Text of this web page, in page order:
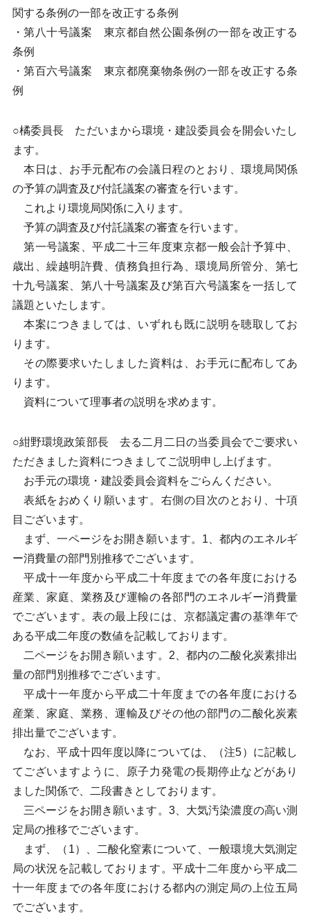
関する条例の一部を改正する条例
・第八十号議案 東京都自然公園条例の一部を改正する
条例
・第百六号議案 東京都廃棄物条例の一部を改正する条
例
○橘委員長 ただいまから環境・建設委員会を開会いたし
ます。
本日は、お手元配布の会議日程のとおり、環境局関係
の予算の調査及び付託議案の審査を行います。
これより環境局関係に入ります。
予算の調査及び付託議案の審査を行います。
第一号議案、平成二十三年度東京都一般会計予算中、
歳出、繰越明許費、債務負担行為、環境局所管分、第七
十九号議案、第八十号議案及び第百六号議案を一括して
議題といたします。
本案につきましては、いずれも既に説明を聴取してお
ります。
その際要求いたしました資料は、お手元に配布してあ
ります。
資料について理事者の説明を求めます。
○紺野環境政策部長 去る二月二日の当委員会でご要求い
ただきました資料につきましてご説明申し上げます。
お手元の環境・建設委員会資料をごらんください。
表紙をおめくり願います。右側の目次のとおり、十項
目ございます。
まず、一ページをお開き願います。1、都内のエネルギ
ー消費量の部門別推移でございます。
平成十一年度から平成二十年度までの各年度における
産業、家庭、業務及び運輸の各部門のエネルギー消費量
でございます。表の最上段には、京都議定書の基準年で
ある平成二年度の数値を記載しております。
二ページをお開き願います。2、都内の二酸化炭素排出
量の部門別推移でございます。
平成十一年度から平成二十年度までの各年度における
産業、家庭、業務、運輸及びその他の部門の二酸化炭素
排出量でございます。
なお、平成十四年度以降については、（注5）に記載し
てございますように、原子力発電の長期停止などがあり
ました関係で、二段書きとしております。
三ページをお開き願います。3、大気汚染濃度の高い測
定局の推移でございます。
まず、（1）、二酸化窒素について、一般環境大気測定
局の状況を記載しております。平成十二年度から平成二
十一年度までの各年度における都内の測定局の上位五局
でございます。